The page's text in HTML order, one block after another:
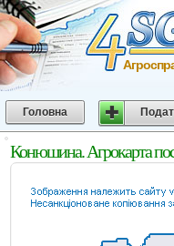
Головна
Конюшина. Агрокарта